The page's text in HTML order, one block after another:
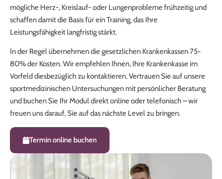
mögliche Herz-, Kreislauf- oder Lungenprobleme frühzeitig und
schaffen damit die Basis für ein Training, das Ihre
Leistungsfähigkeit langfristig stärkt.
In der Regel übernehmen die gesetzlichen Krankenkassen 75-
80% der Kosten. Wir empfehlen Ihnen, Ihre Krankenkasse im
Vorfeld diesbezüglich zu kontaktieren. Vertrauen Sie auf unsere
sportmedizinischen Untersuchungen mit persönlicher Beratung
und buchen Sie Ihr Modul direkt online oder telefonisch – wir
freuen uns darauf, Sie auf das nächste Level zu bringen.
Termin online buchen